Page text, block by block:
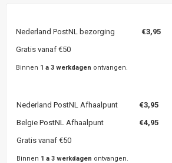
Nederland PostNL bezorging €3,95
Gratis vanaf €50
Binnen 1 a 3 werkdagen ontvangen.
Nederland PostNL Afhaalpunt €3,95
Belgie PostNL Afhaalpunt
€4,95
Gratis vanaf €50
Binnen 1 a 3 werkdagen ontvangen.